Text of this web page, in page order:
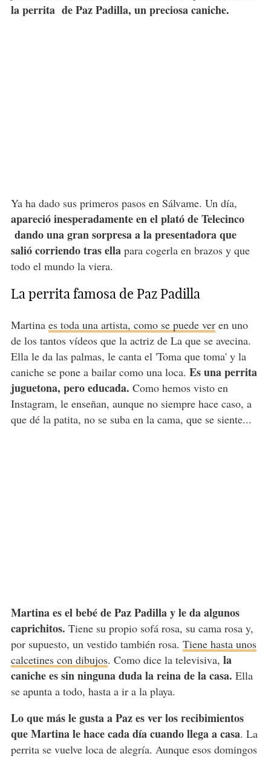
la perrita de Paz Padilla, un preciosa caniche.
Ya ha dado sus primeros pasos en Sálvame. Un día,
apareció inesperadamente en el plató de Telecinco
dando una gran sorpresa a la presentadora que
salió corriendo tras ellapara cogerla en brazos y que
todo el mundo la viera.
La perrita famosa de Paz Padilla
Martina es toda una artista, como se puede veren uno
de los tantos vídeos que la actriz de La que se avecina.
Ella le da las palmas, le canta el 'Toma que toma' y la
caniche se pone a bailar como una loca. Es una perrita
juguetona, pero educada. Como hemos visto en
Instagram, le enseñan, aunque no siempre hace caso, a
que dé la patita, no se suba en la cama, que se siente...
Martina es el bebé de Paz Padilla y le da algunos
caprichitos. Tiene su propio sofá rosa, su cama rosa y,
por supuesto, un vestido también rosa. Tiene hasta unos
calcetines con dibujos. Como dice la televisiva, la
caniche es sin ninguna duda la reina de la casa. Ella
se apunta a todo, hasta a ir a la playa.
Lo que más le gusta a Paz es ver los recibimientos
que Martina le hace cada día cuando llega a casa. La
perrita se vuelve loca de alegría. Aunque esos domingos